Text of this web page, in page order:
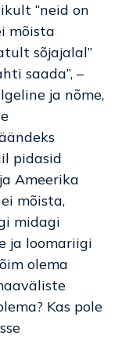
“neid on
mõista
sõjajalal”
saada”, –
ja nõme,
pidasid
Ameerika
mõista,
midagi
ja loomariigi
olema
Kas pole